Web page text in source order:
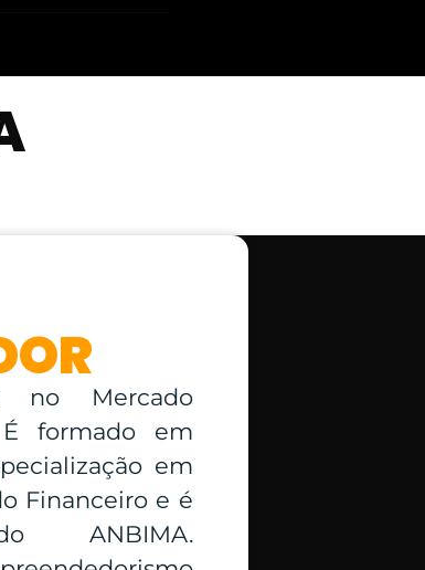
no Mercado
formado em
em
Financeiro e é
ANBIMA.